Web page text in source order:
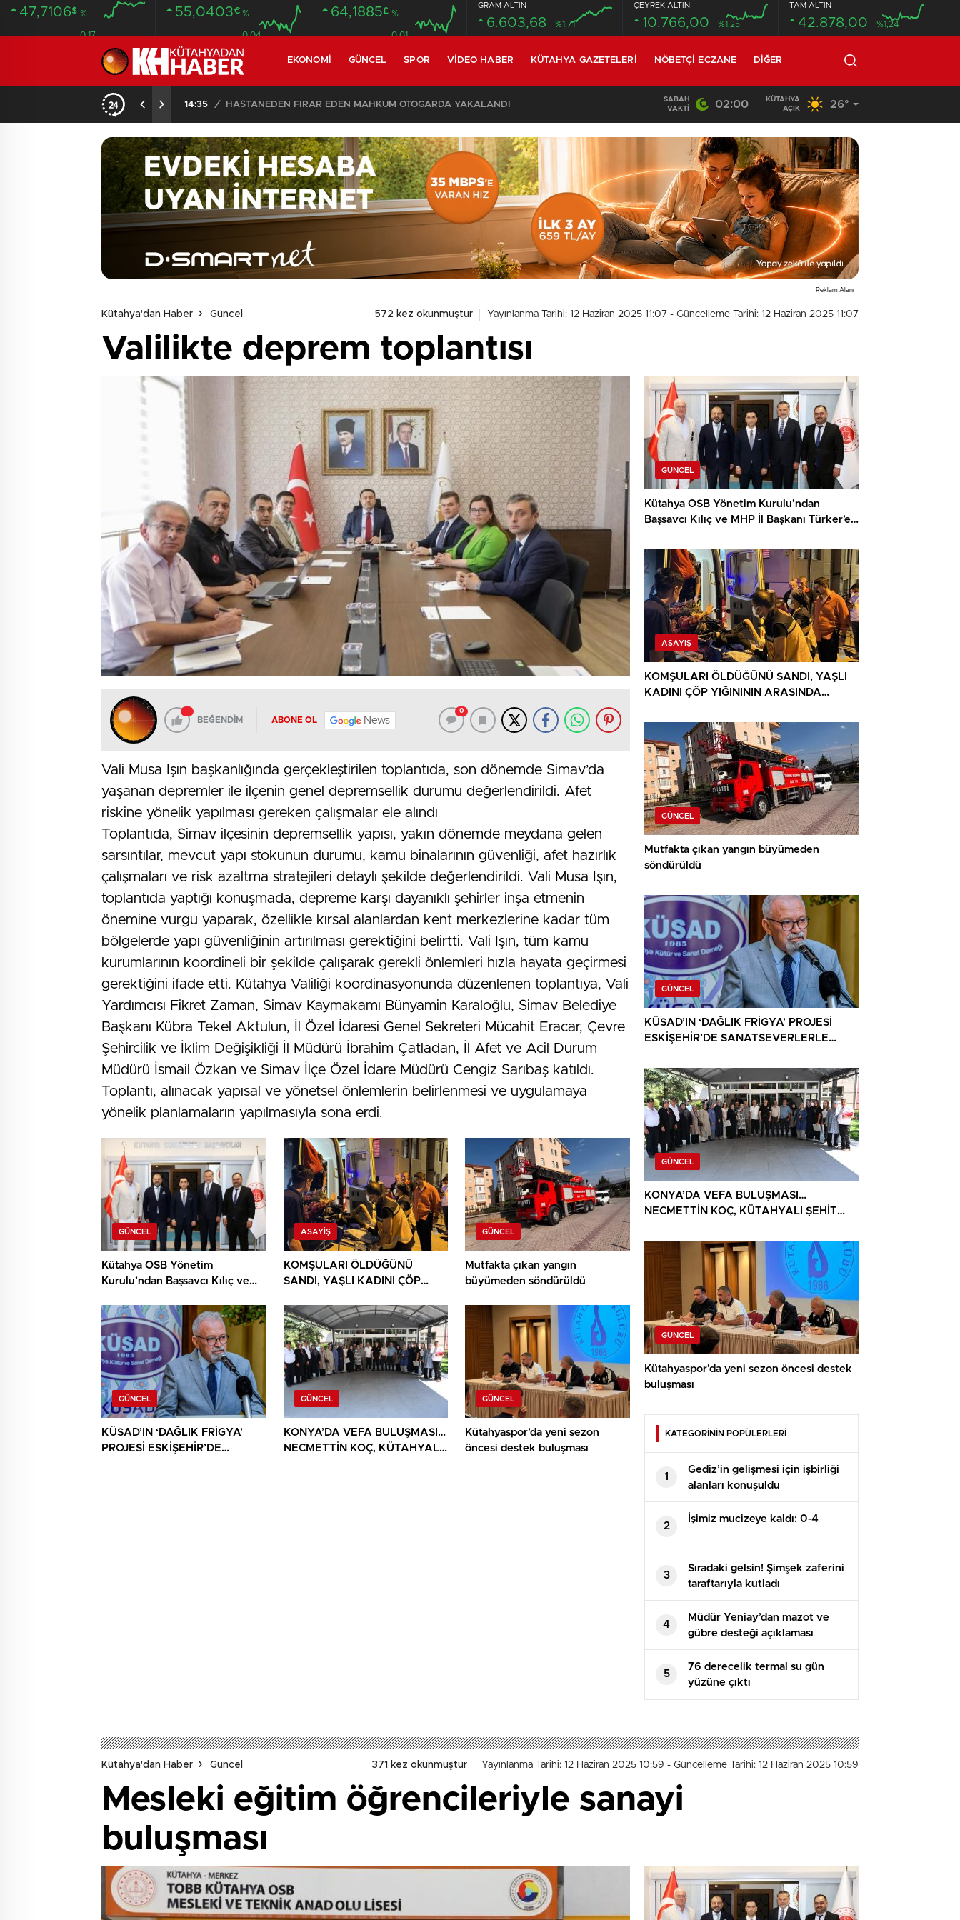
47,7106$ %
0.17
55,0403€ %
0.04
64,1885£ %
0.01
GRAM ALTIN
6.603,68 %1,71
ÇEYREK ALTIN
10.766,00 %1,25
TAM ALTIN
42.878,00 %1,24
EKONOMI GÜNCEL SPOR VIDEO HABER KÜTAHYA GAZETELERI NÖBETÇI ECZANE DIĞER
14:35 / HASTANEDEN FİRAR EDEN MAHKUM OTOGARDA YAKALANDI 20:58 /
SABAH
VAKTI
02:00
KÜTAHYA
AÇIK
26°
Reklam Alanı
Kütahya'dan Haber Güncel 572 kez okunmuştur Yayınlanma Tarihi: 12 Haziran 2025 11:07 - Güncelleme Tarihi: 12 Haziran 2025 11:07
Valilikte deprem toplantısı
BEĞENDİM ABONE OL News
0
Vali Musa Işın başkanlığında gerçekleştirilen toplantıda, son dönemde Simav’da
yaşanan depremler ile ilçenin genel depremsellik durumu değerlendirildi. Afet
riskine yönelik yapılması gereken çalışmalar ele alındı
Toplantıda, Simav ilçesinin depremsellik yapısı, yakın dönemde meydana gelen
sarsıntılar, mevcut yapı stokunun durumu, kamu binalarının güvenliği, afet hazırlık
çalışmaları ve risk azaltma stratejileri detaylı şekilde değerlendirildi. Vali Musa Işın,
toplantıda yaptığı konuşmada, depreme karşı dayanıklı şehirler inşa etmenin
önemine vurgu yaparak, özellikle kırsal alanlardan kent merkezlerine kadar tüm
bölgelerde yapı güvenliğinin artırılması gerektiğini belirtti. Vali Işın, tüm kamu
kurumlarının koordineli bir şekilde çalışarak gerekli önlemleri hızla hayata geçirmesi
gerektiğini ifade etti. Kütahya Valiliği koordinasyonunda düzenlenen toplantıya, Vali
Yardımcısı Fikret Zaman, Simav Kaymakamı Bünyamin Karaloğlu, Simav Belediye
Başkanı Kübra Tekel Aktulun, İl Özel İdaresi Genel Sekreteri Mücahit Eracar, Çevre
Şehircilik ve İklim Değişikliği İl Müdürü İbrahim Çatladan, İl Afet ve Acil Durum
Müdürü İsmail Özkan ve Simav İlçe Özel İdare Müdürü Cengiz Sarıbaş katıldı.
Toplantı, alınacak yapısal ve yönetsel önlemlerin belirlenmesi ve uygulamaya
yönelik planlamaların yapılmasıyla sona erdi.
GÜNCEL
Kütahya OSB Yönetim
Kurulu’ndan Başsavcı Kılıç ve
ASAYIŞ
KOMŞULARI ÖLDÜĞÜNÜ
SANDI, YAŞLI KADINI ÇÖP
BULUNDU
GÜNCEL
Mutfakta çıkan yangın
büyümeden söndürüldü
GÜNCEL
KÜSAD’IN ‘DAĞLIK FRİGYA’
PROJESİ ESKİŞEHİR’DE
GÜNCEL
KONYA’DA VEFA BULUŞMASI…
NECMETTİN KOÇ, KÜTAHYALI
GÜNCEL
Kütahyaspor’da yeni sezon
öncesi destek buluşması
GÜNCEL
Kütahya OSB Yönetim Kurulu’ndan
Başsavcı Kılıç ve MHP İl Başkanı Türker’e
ASAYIŞ
KOMŞULARI ÖLDÜĞÜNÜ SANDI, YAŞLI
KADINI ÇÖP YIĞINININ ARASINDA
GÜNCEL
Mutfakta çıkan yangın büyümeden
söndürüldü
GÜNCEL
KÜSAD’IN ‘DAĞLIK FRİGYA’ PROJESİ
ESKİŞEHİR’DE SANATSEVERLERLE
GÜNCEL
KONYA’DA VEFA BULUŞMASI…
NECMETTİN KOÇ, KÜTAHYALI ŞEHİT
GÜNCEL
Kütahyaspor’da yeni sezon öncesi destek
buluşması
KATEGORİNİN POPÜLERLERİ
1
Gediz’in gelişmesi için işbirliği
alanları konuşuldu
2
İşimiz mucizeye kaldı: 0-4
3
Sıradaki gelsin! Şimşek zaferini
taraftarıyla kutladı
4
Müdür Yeniay’dan mazot ve
gübre desteği açıklaması
5
76 derecelik termal su gün
yüzüne çıktı
Kütahya'dan Haber Güncel 371 kez okunmuştur Yayınlanma Tarihi: 12 Haziran 2025 10:59 - Güncelleme Tarihi: 12 Haziran 2025 10:59
Mesleki eğitim öğrencileriyle sanayi
buluşması